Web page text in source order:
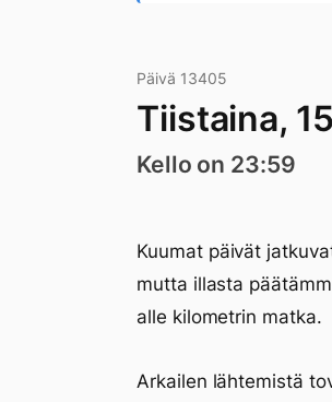
Päivä 13405
Tiistaina,
Kello on 23:59
Kuumat päivät
mutta illasta
alle kilometrin matka.
Arkailen lähtemistä